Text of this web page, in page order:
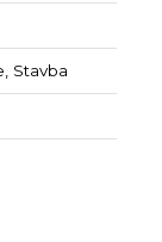
Stavba